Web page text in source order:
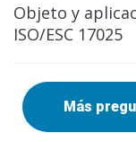
Objeto y
ISO/ESC 17025
Más